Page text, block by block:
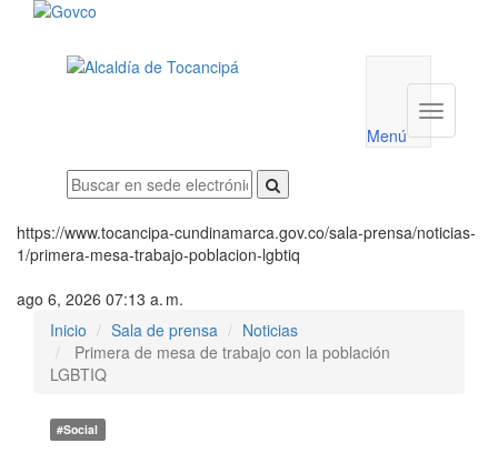
utilidades
Menú
Menú
https://www.tocancipa-cundinamarca.gov.co/sala-prensa/noticias-
1/primera-mesa-trabajo-poblacion-lgbtiq
ago 6, 2026 07:13 a. m.
Inicio
Sala de prensa
Noticias
Primera de mesa de trabajo con la población
LGBTIQ
#Social